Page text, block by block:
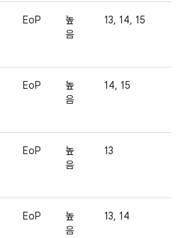
EoP
높
음
13, 14, 15
EoP
높
음
14, 15
EoP
높
음
13
EoP
높
음
13, 14